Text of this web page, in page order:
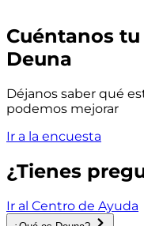
Cuéntanos
Deuna
Déjanos saber qué
podemos mejorar
Ir a la encuesta
¿Tienes
Ir al Centro de Ayuda